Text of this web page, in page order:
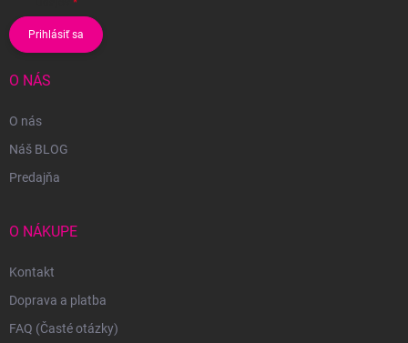
Prihlásiť sa
O NÁS
O nás
Náš BLOG
Predajňa
O NÁKUPE
Kontakt
Doprava a platba
FAQ (Časté otázky)